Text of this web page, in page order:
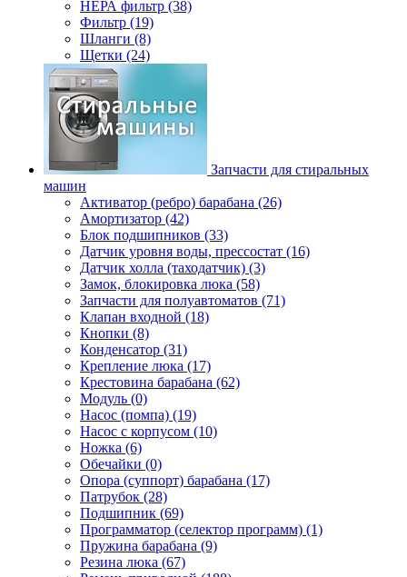
НЕРА фильтр (38)
Фильтр (19)
Шланги (8)
Щетки (24)
Запчасти для стиральных
машин
Активатор (ребро) барабана (26)
Амортизатор (42)
Блок подшипников (33)
Датчик уровня воды, прессостат (16)
Датчик холла (таходатчик) (3)
Замок, блокировка люка (58)
Запчасти для полуавтоматов (71)
Клапан входной (18)
Кнопки (8)
Конденсатор (31)
Крепление люка (17)
Крестовина барабана (62)
Модуль (0)
Насос (помпа) (19)
Насос c корпусом (10)
Ножка (6)
Обечайки (0)
Опора (суппорт) барабана (17)
Патрубок (28)
Подшипник (69)
Программатор (селектор программ) (1)
Пружина барабана (9)
Резина люка (67)